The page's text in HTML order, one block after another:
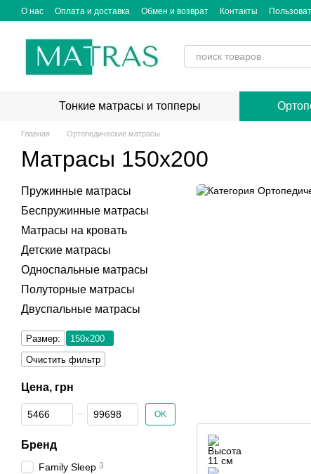
Перейти к основному контенту
О нас Оплата и доставка Обмен и возврат Контакты
Тонкие матрасы и топперы
Главная Ортопедические матрасы
Матрасы 150x200
Пружинные матрасы
Беспружинные матрасы
Матрасы на кровать
Детские матрасы
Односпальные матрасы
Полуторные матрасы
Двуспальные матрасы
Размер:
150х200
Очистить фильтр
Цена, грн
От Цена, грн
До Цена, грн OK
Бренд
Family Sleep 3